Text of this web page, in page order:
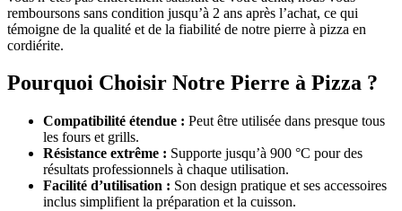
remboursons sans condition jusqu’à 2 ans après l’achat, ce qui
témoigne de la qualité et de la fiabilité de notre pierre à pizza en
cordiérite.
Pourquoi Choisir Notre Pierre à Pizza ?
Compatibilité étendue : Peut être utilisée dans presque tous
les fours et grills.
Résistance extrême : Supporte jusqu’à 900 °C pour des
résultats professionnels à chaque utilisation.
Facilité d’utilisation : Son design pratique et ses accessoires
inclus simplifient la préparation et la cuisson.